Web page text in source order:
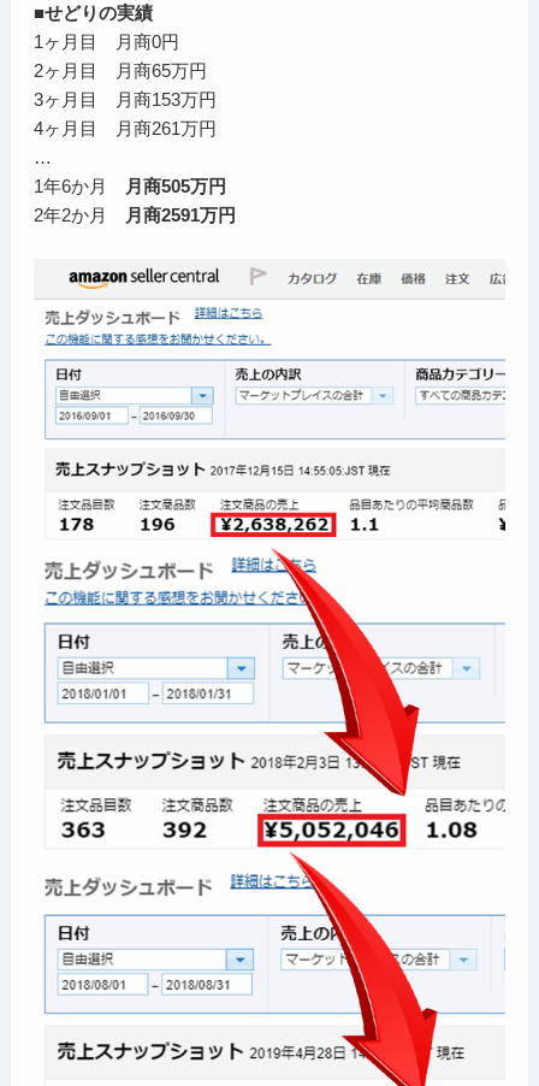
■せどりの実績
1ヶ月目 月商0円
2ヶ月目 月商65万円
3ヶ月目 月商153万円
4ヶ月目 月商261万円
…
1年6か月
月商505万円
2年2か月
月商2591万円